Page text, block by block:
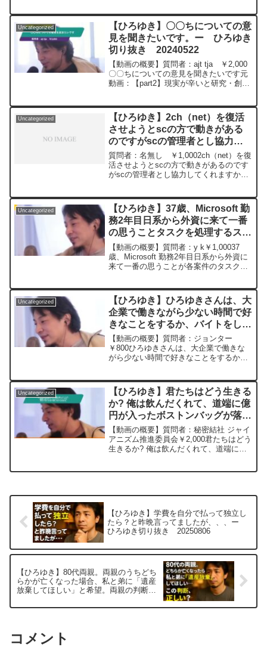
るのですが、活用方法に困ってます。 ひ
ろゆきさんなら、ど...
Uncategorized
【ひろゆき】〇〇ちについての意
見を聞きたいです。ー ひろゆき
切り抜き 20240522
【動画の概要】質問者：ajt tja ￥2,000
〇〇ちについての意見を聞きたいです元
動画：【part2】現実が辛いと研究・創作
の動画...
Uncategorized
【ひろゆき】2ch（net）を復活
させようとscの方で動きがある
のですがscの管理者とし協力し
てくれますか？ー ひろゆき切り
抜き 20240314
質問者：名無し ￥1,0002ch（net）を復
活させようとscの方で動きがあるのです
がscの管理者とし協力してくれますか？
2024/03/14 J21
https://www.youtube.com/watch?
v=4Qas26IBYfk*****************************
*************ひろゆきさんの動画で、寄せ
られた質問について、一問一答形式にし
てみました。過去にこんな質問してるか
な？と気になったことがあれば、下記の
サイトから検索してみてください。
多くの質問を今後も編集し、アップロー
ドしていきますので、使いやすいと感じ
て頂けたら、いいね！やチャンネル登録
をよろしくお願いします。
Uncategorized
【ひろゆき】37歳、Microsoft 勤
務2年目日系から外資に来て一番
の思うことタスクを処理するスピ
ード感。タスクをこなすやり方と
考え方についてアドバイス頂けれ
ばー ひろゆき切り抜き
【動画の概要】質問者：y k￥1,00037
歳、Microsoft 勤務2年目日系から外資に
来て一番の思うことが各案件のタスクを
で温めて、Due Date 直前にアクシ...
Uncategorized
【ひろゆき】ひろゆきさんは、大
企業で働きながら少ない時間で好
きなことをするか、バイトをしな
がら好きなことにたくさん時間を
注ぐか、どちらがいいと思います
か？ー ひろゆき切り抜き
【動画の概要】質問者：ジョンター
￥800ひろゆきさんは、大企業で働きな
がら少ない時間で好きなことをするか、
か？*****************************...
Uncategorized
【ひろゆき】君たちはどう生きる
か? 俺は飲んだくれて、道端に億
円が入ったボストンバッグが落ち
てないか日々探しながら生きる。
ー ひろゆき切り抜き
20230728
【動画の概要】質問者：秘密結社 ジャイ
アニズム推進委員会￥2,000君たちはどう
生きるか? 俺は飲んだくれて、道端に億
【ひろゆき】学費を自分で払って独立し
たら？と昨晩言ってましたが、、、ー
ひろゆき切り抜き 20250806
【ひろゆき】80代両親。両親のうちどち
らかが亡くなった場合、私と弟に「遺産
放棄してほしい」と希望。両親の判断は
20250806
コメント